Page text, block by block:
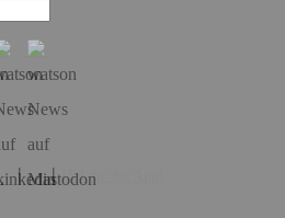
Hol dir die App!